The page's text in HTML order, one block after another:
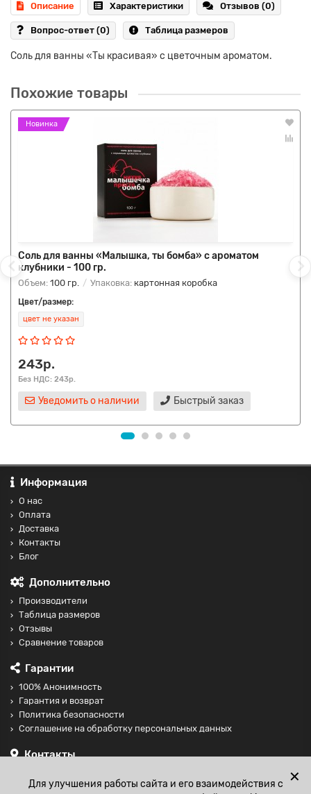
Описание Характеристики Отзывов (0)
Вопрос-ответ (0) Таблица размеров
Соль для ванны «Ты красивая» с цветочным ароматом.
Похожие товары
Новинка
Соль для ванны «Малышка, ты бомба» с ароматом
клубники - 100 гр.
Объем: 100 гр. Упаковка: картонная коробка
Цвет/размер:
цвет не указан
243р.
Без НДС: 243р.
Уведомить о наличии Быстрый заказ
Информация
О нас
Оплата
Доставка
Контакты
Блог
Дополнительно
Производители
Таблица размеров
Отзывы
Сравнение товаров
Гарантии
100% Анонимность
Гарантия и возврат
Политика безопасности
Соглашение на обработку персональных данных
Контакты
sales@fisting-shop.ru
✕
Для улучшения работы сайта и его взаимодействия с